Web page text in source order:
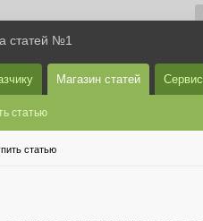
статей №1
Магазин статей Сервис
статью
статью